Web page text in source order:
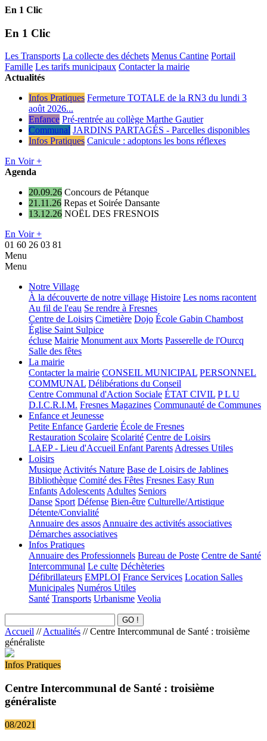
En 1 Clic
En 1 Clic
Les Transports La collecte des déchets Menus Cantine Portail
Famille Les tarifs municipaux Contacter la mairie
Actualités
Infos Pratiques Fermeture TOTALE de la RN3 du lundi 3
août 2026...
Enfance Pré-rentrée au collège Marthe Gautier
Communal JARDINS PARTAGÉS - Parcelles disponibles
Infos Pratiques Canicule : adoptons les bons réflexes
En Voir +
Agenda
20.09.26 Concours de Pétanque
21.11.26 Repas et Soirée Dansante
13.12.26 NOËL DES FRESNOIS
En Voir +
01 60 26 03 81
Menu
Menu
Notre Village
À la découverte de notre village Histoire Les noms racontent
Au fil de l'eau Se rendre à Fresnes
Centre de Loisirs Cimetière Dojo École Gabin Chambost
Église Saint Sulpice
écluse Mairie Monument aux Morts Passerelle de l'Ourcq
Salle des fêtes
La mairie
Contacter la mairie CONSEIL MUNICIPAL PERSONNEL
COMMUNAL Délibérations du Conseil
Centre Communal d'Action Sociale ÉTAT CIVIL P L U
D.I.C.R.I.M. Fresnes Magazines Communauté de Communes
Enfance et Jeunesse
Petite Enfance Garderie École de Fresnes
Restauration Scolaire Scolarité Centre de Loisirs
LAEP - Lieu d'Accueil Enfant ParentsAdresses Utiles
Loisirs
MusiqueActivités Nature Base de Loisirs de Jablines
Bibliothèque Comité des Fêtes Fresnes Easy Run
EnfantsAdolescentsAdultes Seniors
Danse Sport Défense Bien-être Culturelle/Artistique
Détente/Convialité
Annuaire des assosAnnuaire des activités associatives
Démarches associatives
Infos Pratiques
Annuaire des Professionnels Bureau de Poste Centre de Santé
Intercommunal Le culte Déchèteries
Défibrillateurs EMPLOI France Services Location Salles
Municipales Numéros Utiles
Santé Transports Urbanisme Veolia
Accueil //Actualités // Centre Intercommunal de Santé : troisième
généraliste
Infos Pratiques
Centre Intercommunal de Santé : troisième
généraliste
08/2021